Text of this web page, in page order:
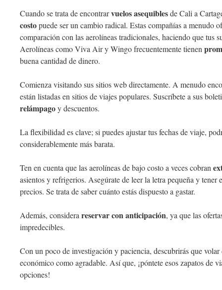
Cuando se trata de encontrarvuelos asequiblesde Cali a
costopuede ser un cambio radical. Estas compañías a menudo
comparación con las aerolíneas tradicionales, haciendo que tus
Aerolíneas como Viva Air y Wingo frecuentemente tienen
buena cantidad de dinero.
Comienza visitando sus sitios web directamente. A menudo
están listadas en sitios de viajes populares. Suscríbete a sus
relámpagoy descuentos.
La flexibilidad es clave; si puedes ajustar tus fechas de viaje,
considerablemente más barata.
Ten en cuenta que las aerolíneas de bajo costo a veces cobran
asientos y refrigerios. Asegúrate de leer la letra pequeña y tener
precios. Se trata de saber cuánto estás dispuesto a gastar.
Además, considera reservar con anticipación, ya que las
impredecibles.
Con un poco de investigación y paciencia, descubrirás que
económico como agradable. Así que, ¡póntete esos zapatos de
opciones!